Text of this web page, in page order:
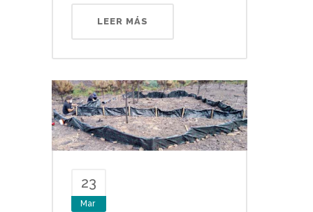
LEER MÁS
23
Mar